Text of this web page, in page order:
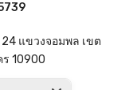
แขวงจอมพล เขต
10900